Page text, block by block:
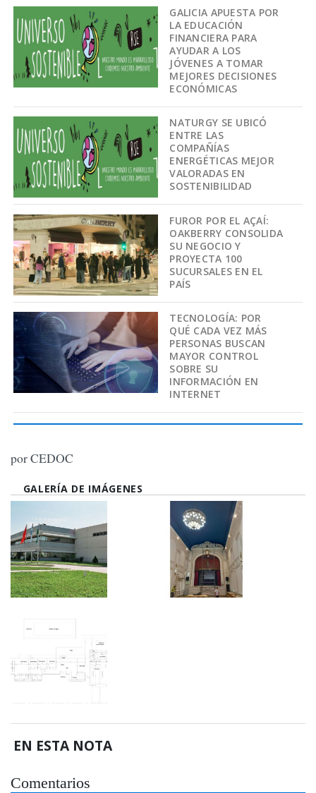
GALICIA APUESTA POR
LA EDUCACIÓN
FINANCIERA PARA
AYUDAR A LOS
JÓVENES A TOMAR
MEJORES DECISIONES
ECONÓMICAS
NATURGY SE UBICÓ
ENTRE LAS
COMPAÑÍAS
ENERGÉTICAS MEJOR
VALORADAS EN
SOSTENIBILIDAD
FUROR POR EL AÇAÍ:
OAKBERRY CONSOLIDA
SU NEGOCIO Y
PROYECTA 100
SUCURSALES EN EL
PAÍS
TECNOLOGÍA: POR
QUÉ CADA VEZ MÁS
PERSONAS BUSCAN
MAYOR CONTROL
SOBRE SU
INFORMACIÓN EN
INTERNET
por CEDOC
GALERÍA DE IMÁGENES
EN ESTA NOTA
Comentarios